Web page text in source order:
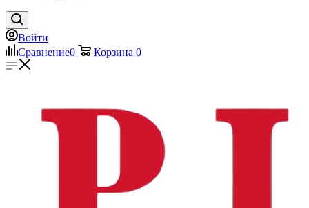
Войти
Сравнение0 Корзина 0